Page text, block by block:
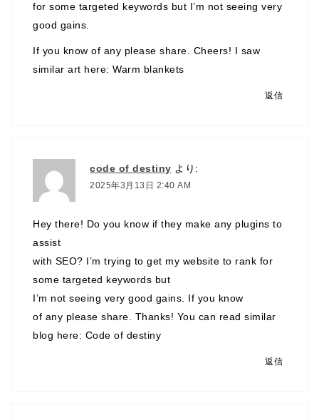
for some targeted keywords but I’m not seeing very
good gains.
If you know of any please share. Cheers! I saw
similar art here: Warm blankets
返信
code of destiny より:
2025年3月13日 2:40 AM
Hey there! Do you know if they make any plugins to
assist
with SEO? I’m trying to get my website to rank for
some targeted keywords but
I’m not seeing very good gains. If you know
of any please share. Thanks! You can read similar
blog here: Code of destiny
返信